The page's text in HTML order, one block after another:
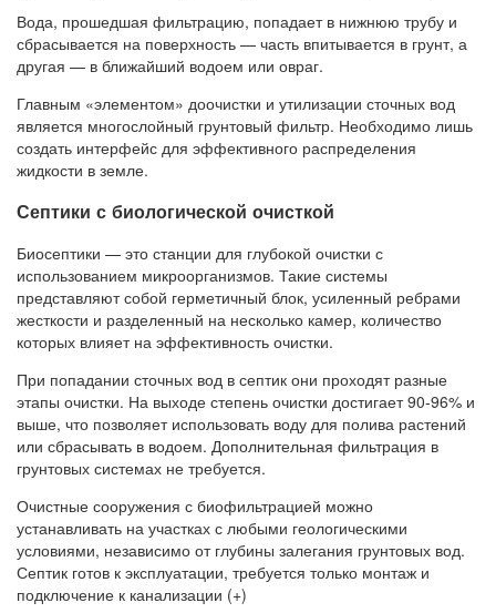
Вода, прошедшая фильтрацию, попадает в нижнюю трубу и
сбрасывается на поверхность — часть впитывается в грунт, а
другая — в ближайший водоем или овраг.
Главным «элементом» доочистки и утилизации сточных вод
является многослойный грунтовый фильтр. Необходимо лишь
создать интерфейс для эффективного распределения
жидкости в земле.
Септики с биологической очисткой
Биосептики — это станции для глубокой очистки с
использованием микроорганизмов. Такие системы
представляют собой герметичный блок, усиленный ребрами
жесткости и разделенный на несколько камер, количество
которых влияет на эффективность очистки.
При попадании сточных вод в септик они проходят разные
этапы очистки. На выходе степень очистки достигает 90-96% и
выше, что позволяет использовать воду для полива растений
или сбрасывать в водоем. Дополнительная фильтрация в
грунтовых системах не требуется.
Очистные сооружения с биофильтрацией можно
устанавливать на участках с любыми геологическими
условиями, независимо от глубины залегания грунтовых вод.
Септик готов к эксплуатации, требуется только монтаж и
подключение к канализации (+)